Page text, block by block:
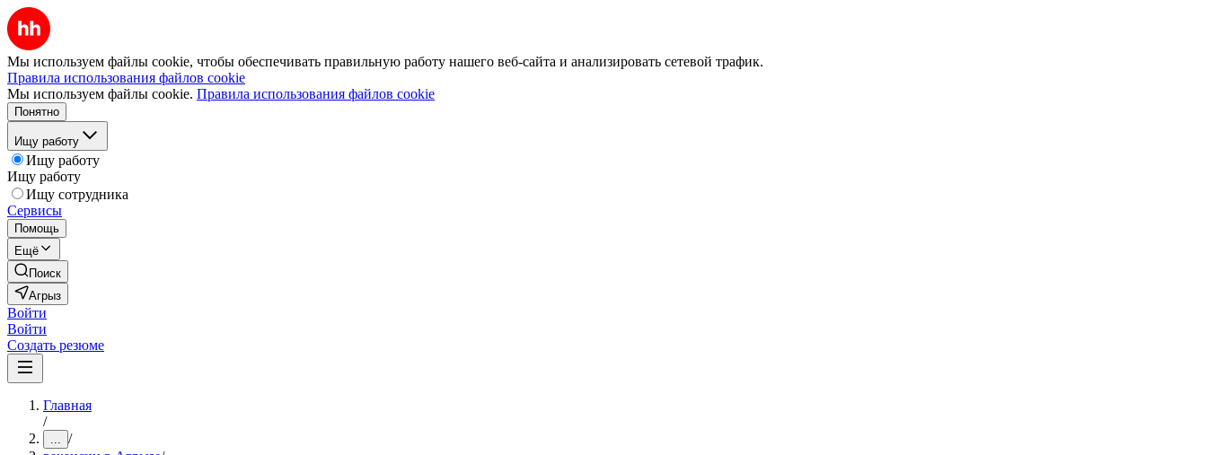
Мы используем файлы cookie, чтобы обеспечивать правильную работу нашего веб-сайта и анализировать сетевой трафик.
Правила использования файлов cookie
Мы используем файлы cookie. Правила использования файлов cookie
Понятно
Ищу работу
Ищу работу
Ищу работу
Ищу сотрудника
Сервисы
Помощь
Ещё
Поиск
Агрыз
Войти
Войти
Создать резюме
Главная
/
... /